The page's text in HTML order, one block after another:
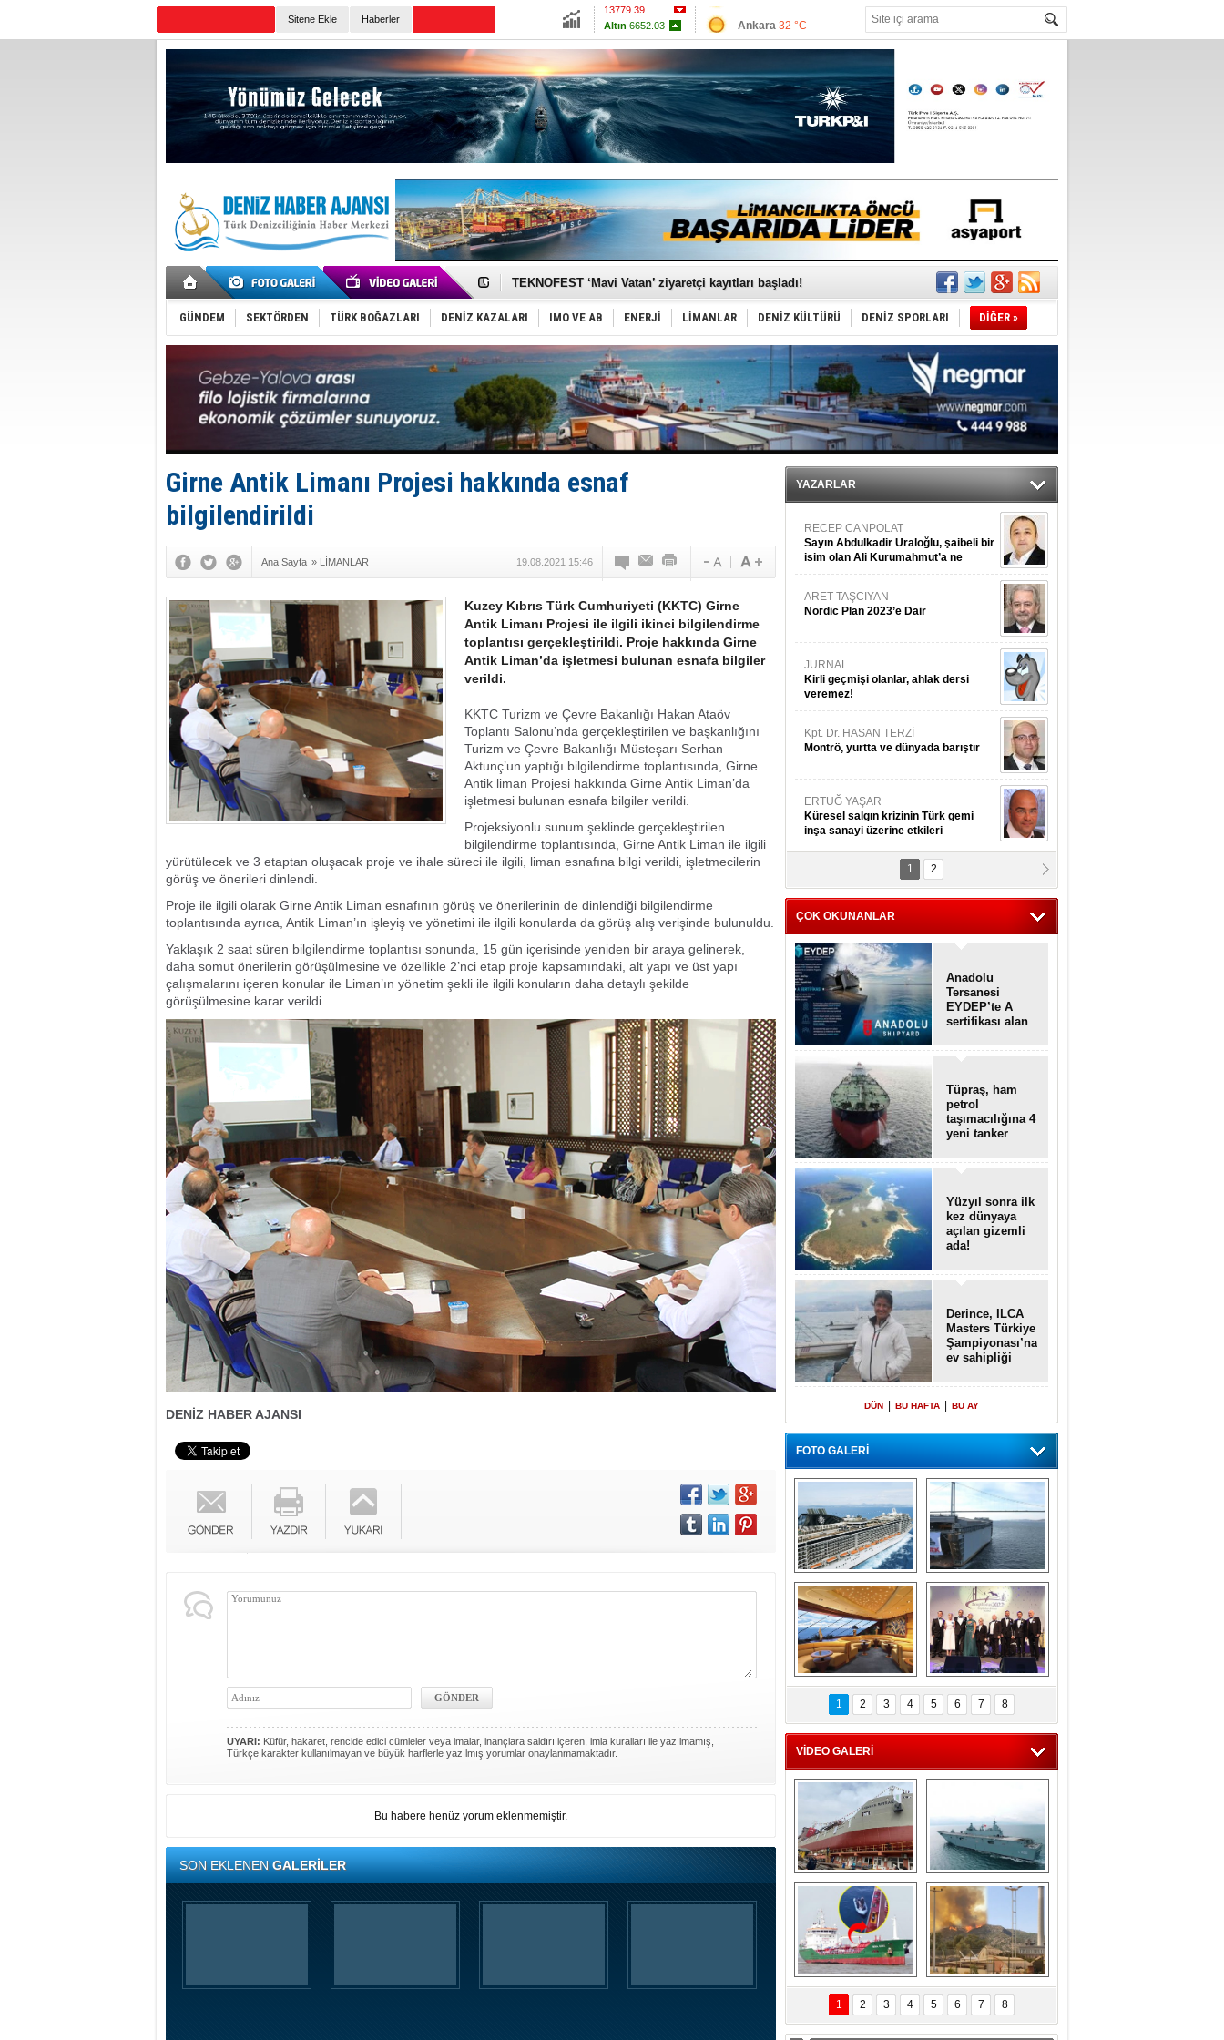
Sitene Ekle Haberler
Euro55.1556
Ankara 32 °C
Antalya28 °C
Muğla 28 °C
Çanakkale 32 °C
TAYK - Eker Olympos Regatta'da ilk start!
TEKNOFEST ‘Mavi Vatan’ ziyaretçi kayıtları başladı!
Tersane işçilerinin direnişi, kazanımla sonuçlandı
İngiliz aktivistler, gemide mahsur kaldı!
FESCO, Karadeniz'de yeni sevkiyat taleplerini durdurdu
DESE, BIMCO’ya katıldı
GİMBİRDER gemi inşa yan sanayinin sorunlarını tartıştı
35 milyon TL'lik tekne projesinde karar çıktı
İnsansız cankurtaran ihalesini BlueForge kazandı
Yüzyıl sonra ilk kez dünyaya açılan gizemli ada!
Anadolu Tersanesi EYDEP’te A sertifikası alan ilk tersane oldu
Derince, ILCA Masters Türkiye Şampiyonası’na ev sahipliği yapacak
Tüpraş, ham petrol taşımacılığına 4 yeni tanker daha ekliyor
İTU AUV, Dünya’da 2. oldu!
GÜNDEM SEKTÖRDEN TÜRK BOĞAZLARI DENİZ KAZALARI IMO VE AB ENERJİ LİMANLAR DENİZ KÜLTÜRÜ DENİZ SPORLARI DİĞER »
Girne Antik Limanı Projesi hakkında esnaf
bilgilendirildi
Ana Sayfa » LİMANLAR 19.08.2021 15:46
Kuzey Kıbrıs Türk Cumhuriyeti (KKTC) Girne
Antik Limanı Projesi ile ilgili ikinci bilgilendirme
toplantısı gerçekleştirildi. Proje hakkında Girne
Antik Liman’da işletmesi bulunan esnafa bilgiler
verildi.
KKTC Turizm ve Çevre Bakanlığı Hakan Ataöv
Toplantı Salonu’nda gerçekleştirilen ve başkanlığını
Turizm ve Çevre Bakanlığı Müsteşarı Serhan
Aktunç’un yaptığı bilgilendirme toplantısında, Girne
Antik liman Projesi hakkında Girne Antik Liman’da
işletmesi bulunan esnafa bilgiler verildi.
Projeksiyonlu sunum şeklinde gerçekleştirilen
bilgilendirme toplantısında, Girne Antik Liman ile ilgili
yürütülecek ve 3 etaptan oluşacak proje ve ihale süreci ile ilgili, liman esnafına bilgi verildi, işletmecilerin
görüş ve önerileri dinlendi.
Proje ile ilgili olarak Girne Antik Liman esnafının görüş ve önerilerinin de dinlendiği bilgilendirme
toplantısında ayrıca, Antik Liman’ın işleyiş ve yönetimi ile ilgili konularda da görüş alış verişinde bulunuldu.
Yaklaşık 2 saat süren bilgilendirme toplantısı sonunda, 15 gün içerisinde yeniden bir araya gelinerek,
daha somut önerilerin görüşülmesine ve özellikle 2’nci etap proje kapsamındaki, alt yapı ve üst yapı
çalışmalarını içeren konular ile Liman’ın yönetim şekli ile ilgili konuların daha detaylı şekilde
görüşülmesine karar verildi.
DENİZ HABER AJANSI
UYARI: Küfür, hakaret, rencide edici cümleler veya imalar, inançlara saldırı içeren, imla kuralları ile yazılmamış,
Türkçe karakter kullanılmayan ve büyük harflerle yazılmış yorumlar onaylanmamaktadır.
Bu habere henüz yorum eklenmemiştir.
SON EKLENENGALERİLER
YAZARLAR
RECEP CANPOLAT
Sayın Abdulkadir Uraloğlu, şaibeli bir
isim olan Ali Kurumahmut’a ne
danışıyorsunuz?
ARET TAŞCIYAN
Nordic Plan 2023’e Dair
JURNAL
Kirli geçmişi olanlar, ahlak dersi
veremez!
Kpt. Dr. HASAN TERZİ
Montrö, yurtta ve dünyada barıştır
ERTUĞ YAŞAR
Küresel salgın krizinin Türk gemi
inşa sanayi üzerine etkileri
Kpt. MESUT AZMİ GÖKSOY
ithafen...
1 2
ÇOK OKUNANLAR
Anadolu
Tersanesi
EYDEP’te A
sertifikası alan
Tüpraş, ham
petrol
taşımacılığına 4
yeni tanker
Yüzyıl sonra ilk
kez dünyaya
açılan gizemli
ada!
Derince, ILCA
Masters Türkiye
Şampiyonası’na
ev sahipliği
DÜN BU HAFTA BU AY
FOTO GALERİ
“Gemi içinde gemi”
konsepti ile MSC
Splendida
Dünyada tek!
Denizaltı yüzer
havuzu intikal
seyrine başladı
MSC'den 55 milyon
euroluk turizm geliri
müjdesi
5. Bosphorus Ship
Brokers Dinner,
İstanbul’da yapıldı
1 2 3 4 5 6 7 8
VİDEO GALERİ
Çeksan Tersanesi,
Başaran Bayrak
tankerini suya
indirdi
TCG Anadolu,
tersane teknik
seyrini tamamladı
Göçmenlerin
imdadına Türk
sahipli MINA DENIZ
yetişti
Milas’taki yangın
yeniden termik
santrallere doğru
ilerliyor
1 2 3 4 5 6 7 8